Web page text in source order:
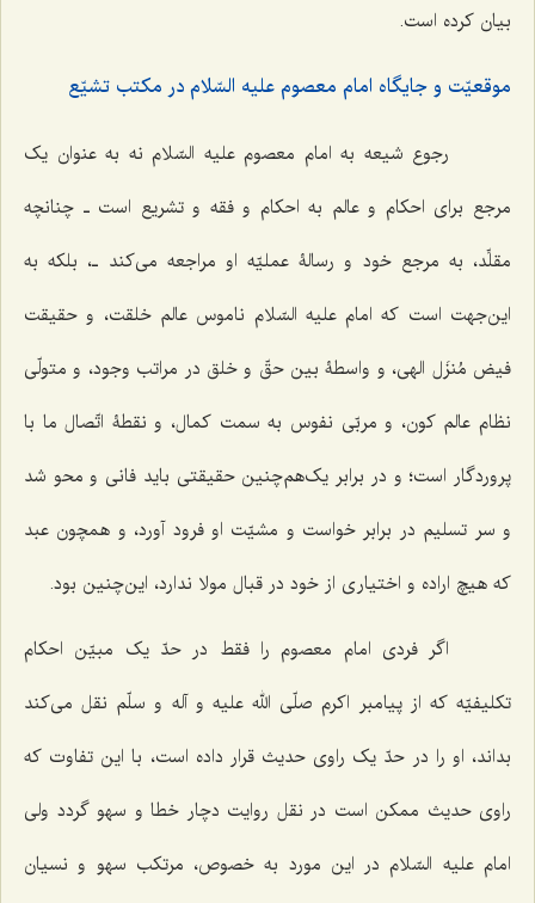
بیان کرده است.
موقعیّت و جایگاه امام معصوم علیه السّلام در مکتب تشیّع
رجوع شیعه به امام معصوم علیه السّلام نه به عنوان یک
مرجع برای احکام و عالم به احکام و فقه و تشریع است‌ ـ چنانچه
مقلِّد، به مرجع خود و رسالۀ عملیّه او مراجعه می‌کند ـ، بلکه به
این‌جهت است که امام علیه السّلام ناموس عالم خلقت، و حقیقت
فیض مُنزَل الهی، و واسطۀ بین حقّ و خلق در مراتب وجود، و متولّی
نظام عالم کون، و مربّی نفوس به سمت کمال، و نقطۀ اتّصال ما با
پروردگار است؛ و در برابر یک‌هم‌چنین حقیقتی باید فانی و محو شد
و سر تسلیم در برابر خواست و مشیّت او فرود آورد، و همچون عبد
که هیچ اراده و اختیاری از خود در قبال مولا ندارد، این‌چنین بود.
اگر فردی امام معصوم را فقط در حدّ یک مبیّن احکام
تکلیفیّه که از پیامبر اکرم صلّی الله علیه و آله و سلّم نقل می‌کند
بداند، او را در حدّ یک راوی حدیث قرار داده است، با این تفاوت که
راوی حدیث ممکن است در نقل روایت دچار خطا و سهو گردد ولی
امام علیه السّلام در این مورد به خصوص، مرتکب سهو و نسیان